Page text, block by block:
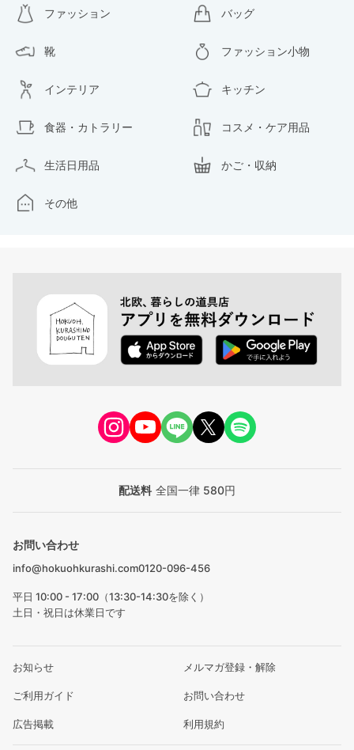
ファッション バッグ
靴 ファッション小物
インテリア キッチン
食器・カトラリー コスメ・ケア用品
生活日用品 かご・収納
その他
配送料 全国一律 580円
お問い合わせ
info@hokuohkurashi.com0120-096-456
平日 10:00 - 17:00（13:30-14:30を除く）
土日・祝日は休業日です
お知らせ メルマガ登録・解除
ご利用ガイド お問い合わせ
広告掲載 利用規約